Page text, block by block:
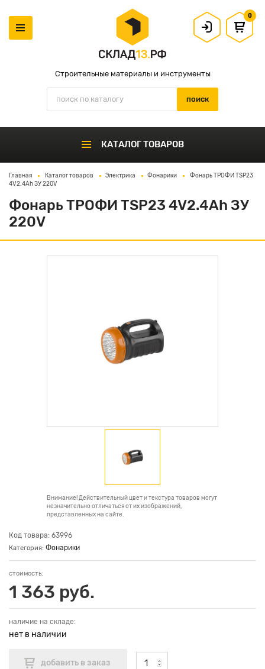
Строительные материалы и инструменты
0
КАТАЛОГ ТОВАРОВ
Главная Каталог товаров Электрика Фонарики
Фонарь ТРОФИ TSP23
4V2.4Ah ЗУ 220V
Фонарь ТРОФИ TSP23 4V2.4Ah ЗУ
220V
Внимание! Действительный цвет и текстура товаров могут
незначительно отличаться от их изображений,
представленных на сайте.
Код товара: 63996
Категория: Фонарики
стоимость:
1 363 руб.
наличие на складе:
нет в наличии